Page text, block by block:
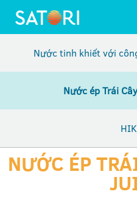
Nước tinh khiết với
Nước ép Trái
NƯỚC ÉP